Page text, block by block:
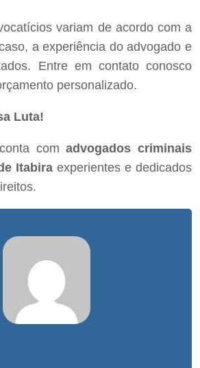
variam de acordo com a
a experiência do advogado e
Entre em contato conosco
personalizado.
Luta!
comadvogados criminais
Itabira experientes e dedicados